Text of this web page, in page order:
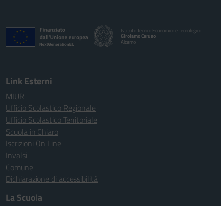
Istituto Tecnico Economico e Tecnologico
Girolamo Caruso
Alcamo
Link Esterni
MIUR
Ufficio Scolastico Regionale
Ufficio Scolastico Territoriale
Scuola in Chiaro
Iscrizioni On Line
Invalsi
Comune
Dichiarazione di accessibilità
La Scuola